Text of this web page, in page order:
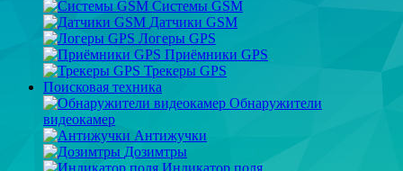
Системы GSM
Датчики GSM
Логеры GPS
Приёмники GPS
Трекеры GPS
Поисковая техника
Обнаружители
видеокамер
Антижучки
Дозимтры
Индикатор поля